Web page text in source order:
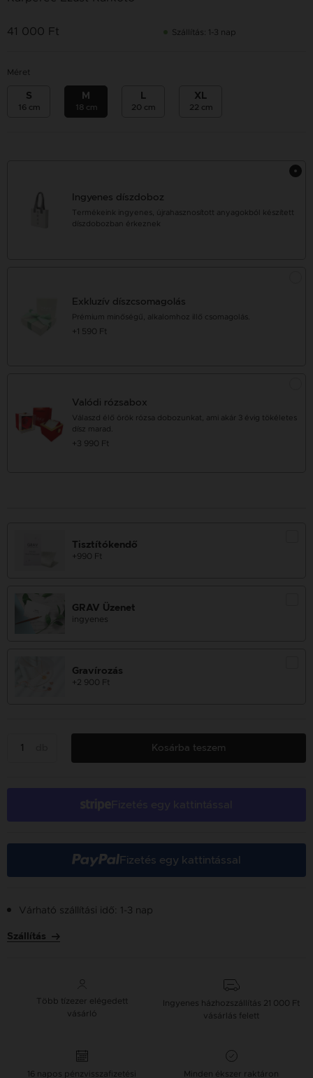
41 000 Ft Szállítás: 1-3 nap
Méret
S
16 cm
M
18 cm
L
20 cm
XL
22 cm
Ingyenes díszdoboz
Termékeink ingyenes, újrahasznosított anyagokból készített
díszdobozban érkeznek
Exkluzív díszcsomagolás
Prémium minőségű, alkalomhoz illő csomagolás.
+1 590 Ft
Valódi rózsabox
Válaszd élő örök rózsa dobozunkat, ami akár 3 évig tökéletes
dísz marad.
+3 990 Ft
Tisztítókendő
+990 Ft
GRAV Üzenet
ingyenes
Gravírozás
+2 900 Ft
Kosárba teszem
Fizetés egy kattintással
Várható szállítási idő: 1-3 nap
Szállítás
Több tízezer elégedett
vásárló
Ingyenes házhozszállítás 21 000 Ft
vásárlás felett
16 napos pénzvisszafizetési Minden ékszer raktáron